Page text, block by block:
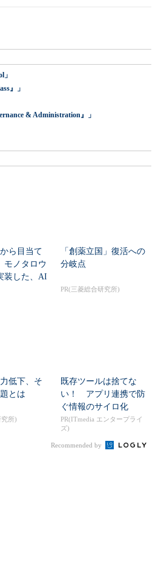
』」
& Administration』」
から目当て
ノタロウ
装した、AI
「創薬立国」復活への
分岐点
PR(三菱総合研究所)
低下、そ
とは
究所)
既存ツールは捨てな
い！ アプリ連携で防
ぐ情報のサイロ化
PR(ITmedia エンタープライ
ズ)
Recommended by